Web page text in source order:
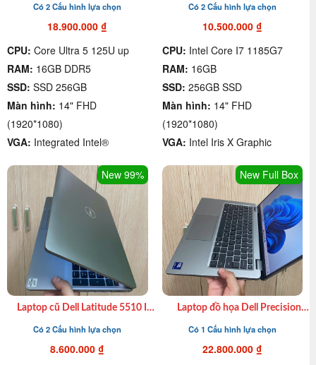
16GB| SSD 512GB| 14″ FHD
giá rẻ quận 4.
Có 2 Cấu hình lựa chọn
18.900.000₫
CPU: Core Ultra 5 125U up
RAM: 16GB DDR5
SSD: SSD 256GB
Màn hình: 14" FHD
(1920*1080)
VGA: Integrated Intel®
14″ FHD giá rẻ chất lượng quận
4
Có 2 Cấu hình lựa chọn
10.500.000 ₫
CPU: Intel Core I7 1185G7
RAM: 16GB
SSD: 256GB SSD
Màn hình: 14" FHD
(1920*1080)
VGA: Intel Iris X Graphic
New 99%
Laptop cũ Dell Latitude 5510 I5
15.6″ FHD giá rẻ, chất lượng
quận 4
Có 2 Cấu hình lựa chọn
8.600.000₫
New Full Box
Laptop đồ họa Dell Precision
512G SSD | 14″ FHD | Phím Led
Có 1 Cấu hình lựa chọn
22.800.000 ₫